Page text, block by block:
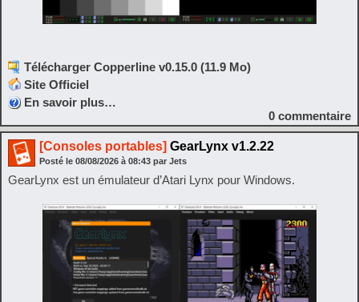
Télécharger Copperline v0.15.0 (11.9 Mo)
Site Officiel
En savoir plus…
0 commentaire
[Consoles portables] GearLynx v1.2.22
Posté le 08/08/2026 à 08:43 par Jets
GearLynx est un émulateur d’Atari Lynx pour Windows.